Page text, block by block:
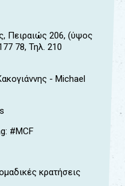
Πειραιώς 206, (ύψος
78, Τηλ. 210
- Michael
#MCF
κρατήσεις